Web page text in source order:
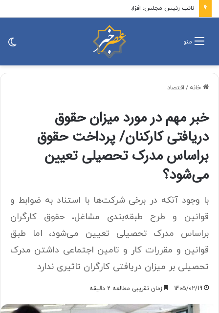
منو
خانه / اقتصاد
خبر مهم در مورد میزان حقوق
دریافتی کارکنان/ پرداخت حقوق
براساس مدرک تحصیلی تعیین
می‌شود؟
با وجود آنکه در برخی شرکت‌ها با استناد به ضوابط و
قوانین و طرح طبقه‌بندی مشاغل، حقوق کارگران
براساس مدرک تحصیلی تعیین می‌شود، اما طبق
قوانین و مقررات کار و تامین اجتماعی داشتن مدرک
تحصیلی بر میزان دریافتی کارگران تاثیری ندارد
1405/02/19 زمان تقریبی مطالعه 2 دقیقه